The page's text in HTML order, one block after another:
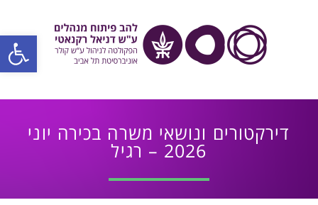
פתח
דירקטורים ונושאי משרה בכירה יוני
2026 – רגיל